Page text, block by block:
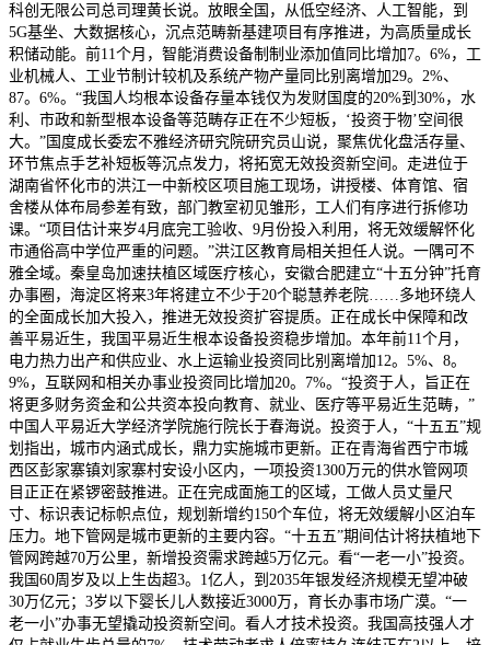
科创无限公司总司理黄长说。放眼全国，从低空经济、人工智能，到
5G基坐、大数据核心，沉点范畴新基建项目有序推进，为高质量成长
积储动能。前11个月，智能消费设备制制业添加值同比增加7。6%，工
业机械人、工业节制计较机及系统产物产量同比别离增加29。2%、
87。6%。“我国人均根本设备存量本钱仅为发财国度的20%到30%，水
利、市政和新型根本设备等范畴存正在不少短板，‘投资于物’空间很
大。”国度成长委宏不雅经济研究院研究员山说，聚焦优化盘活存量、
环节焦点手艺补短板等沉点发力，将拓宽无效投资新空间。走进位于
湖南省怀化市的洪江一中新校区项目施工现场，讲授楼、体育馆、宿
舍楼从体布局参差有致，部门教室初见雏形，工人们有序进行拆修功
课。“项目估计来岁4月底完工验收、9月份投入利用，将无效缓解怀化
市通俗高中学位严重的问题。”洪江区教育局相关担任人说。一隅可不
雅全域。秦皇岛加速扶植区域医疗核心，安徽合肥建立“十五分钟”托育
办事圈，海淀区将来3年将建立不少于20个聪慧养老院……多地环绕人
的全面成长加大投入，推进无效投资扩容提质。正在成长中保障和改
善平易近生，我国平易近生根本设备投资稳步增加。本年前11个月，
电力热力出产和供应业、水上运输业投资同比别离增加12。5%、8。
9%，互联网和相关办事业投资同比增加20。7%。“投资于人，旨正在
将更多财务资金和公共资本投向教育、就业、医疗等平易近生范畴，”
中国人平易近大学经济学院施行院长于春海说。投资于人，“十五五”规
划指出，城市内涵式成长，鼎力实施城市更新。正在青海省西宁市城
西区彭家寨镇刘家寨村安设小区内，一项投资1300万元的供水管网项
目正正在紧锣密鼓推进。正在完成面施工的区域，工做人员丈量尺
寸、标识表记标帜点位，规划新增约150个车位，将无效缓解小区泊车
压力。地下管网是城市更新的主要内容。“十五五”期间估计将扶植地下
管网跨越70万公里，新增投资需求跨越5万亿元。看“一老一小”投资。
我国60周岁及以上生齿超3。1亿人，到2035年银发经济规模无望冲破
30万亿元；3岁以下婴长儿人数接近3000万，育长办事市场广漠。“一
老一小”办事无望撬动投资新空间。看人才技术投资。我国高技强人才